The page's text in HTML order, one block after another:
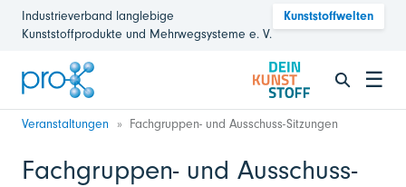
Industrieverband langlebige
Kunststoffprodukte und Mehrwegsysteme e. V.
Kunststoffwelten
☰
Veranstaltungen Fachgruppen- und Ausschuss-Sitzungen
Fachgruppen- und Ausschuss-